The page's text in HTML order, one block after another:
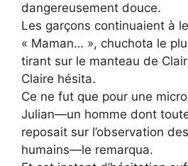
dangereusement douce.
Les garçons continuaient à
« Maman… », chuchota le
tirant sur le manteau de
Claire hésita.
Ce ne fut que pour une
Julian—un homme dont
reposait sur l’observation
humains—le remarqua.